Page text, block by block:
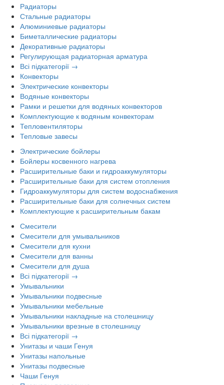
Радиаторы
Стальные радиаторы
Алюминиевые радиаторы
Биметаллические радиаторы
Декоративные радиаторы
Регулирующая радиаторная арматура
Всі підкатегорії →
Конвекторы
Электрические конвекторы
Водяные конвекторы
Рамки и решетки для водяных конвекторов
Комплектующие к водяным конвекторам
Тепловентиляторы
Тепловые завесы
Электрические бойлеры
Бойлеры косвенного нагрева
Расширительные баки и гидроаккумуляторы
Расширительные баки для систем отопления
Гидроаккумуляторы для систем водоснабжения
Расширительные баки для солнечных систем
Комплектующие к расширительным бакам
Смесители
Смесители для умывальников
Смесители для кухни
Смесители для ванны
Смесители для душа
Всі підкатегорії →
Умывальники
Умывальники подвесные
Умывальники мебельные
Умывальники накладные на столешницу
Умывальники врезные в столешницу
Всі підкатегорії →
Унитазы и чаши Генуя
Унитазы напольные
Унитазы подвесные
Чаши Генуя